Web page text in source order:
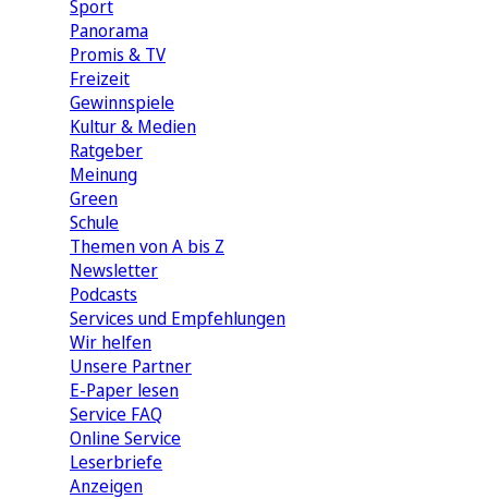
Sport
Panorama
Promis & TV
Freizeit
Gewinnspiele
Kultur & Medien
Ratgeber
Meinung
Green
Schule
Themen von A bis Z
Newsletter
Podcasts
Services und Empfehlungen
Wir helfen
Unsere Partner
E-Paper lesen
Service FAQ
Online Service
Leserbriefe
Anzeigen